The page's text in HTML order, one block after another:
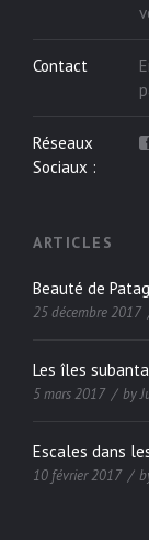
Contact
Réseaux
Sociaux :
ARTICLES
Beauté de
25 décembre 2017
Les îles
5 mars 2017 by
Escales dans
10 février 2017